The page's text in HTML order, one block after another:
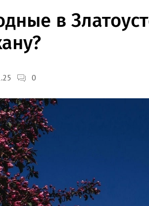
в
0